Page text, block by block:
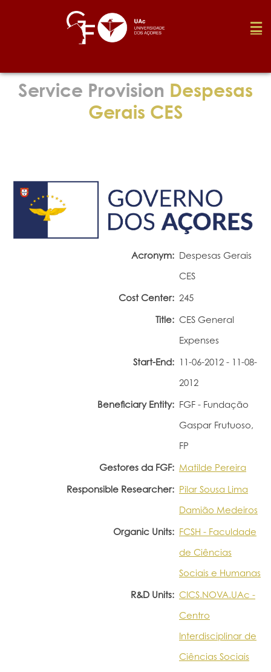
Foundation
Service Provision Despesas
Gerais CES
Acronym: Despesas Gerais
CES
Cost Center: 245
Title: CES General
Expenses
Start-End: 11-06-2012 - 11-08-
2012
Beneficiary Entity: FGF - Fundação
Gaspar Frutuoso,
FP
Gestores da FGF: Matilde Pereira
Responsible Researcher: Pilar Sousa Lima
Damião Medeiros
Organic Units: FCSH - Faculdade
de Ciências
Sociais e Humanas
R&D Units: CICS.NOVA.UAc -
Centro
Interdisciplinar de
Ciências Sociais